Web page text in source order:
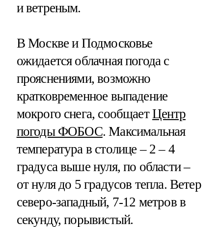
и ветреным.
В Москве и Подмосковье
ожидается облачная погода с
прояснениями, возможно
кратковременное выпадение
мокрого снега, сообщаетЦентр
погоды ФОБОС. Максимальная
температура в столице – 2 – 4
градуса выше нуля, по области –
от нуля до 5 градусов тепла. Ветер
северо-западный, 7-12 метров в
секунду, порывистый.